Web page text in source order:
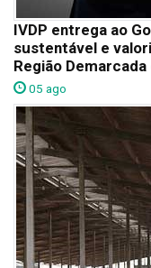
IVDP entrega ao
sustentável e
Região
05 ago